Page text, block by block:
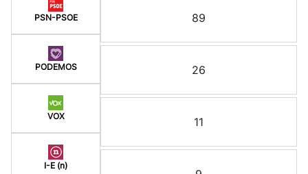
PSN-PSOE
PODEMOS
VOX
I-E (n)
89
26
11